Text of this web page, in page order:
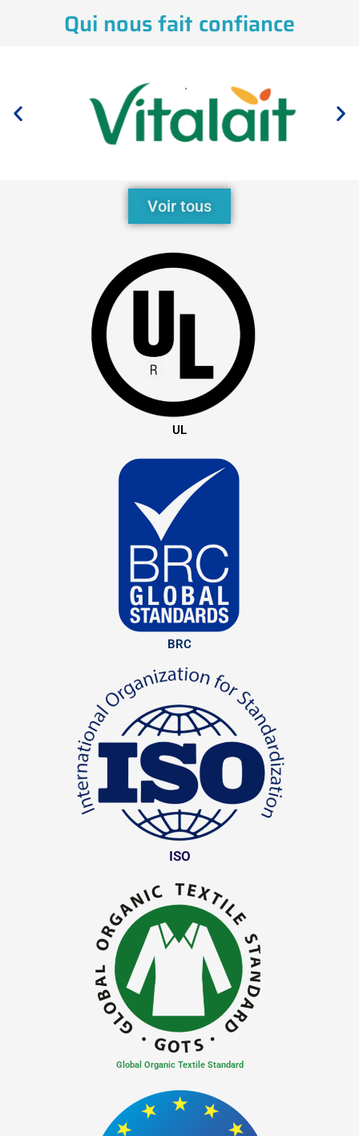
Qui nous fait confiance
Voir tous
UL
BRC
ISO
Global Organic Textile Standard